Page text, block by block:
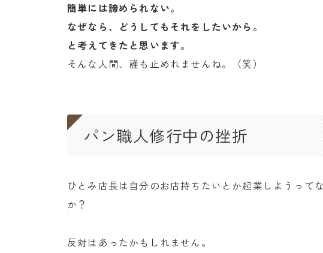
簡単には諦められない。
なぜなら、どうしてもそれをしたいから。
と考えてきたと思います。
そんな人間、誰も止めれませんね。（笑）
パン職人修行中の挫折
ひとみ店長は自分のお店持ちたいとか起業しようって
か？
反対はあったかもしれません。